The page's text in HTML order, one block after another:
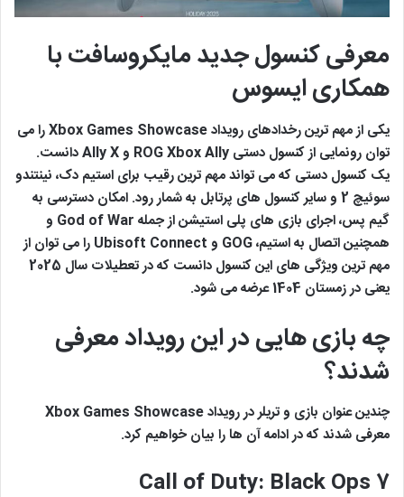
معرفی کنسول جدید مایکروسافت با
همکاری ایسوس
یکی از مهم ترین رخدادهای رویداد Xbox Games Showcase را می
توان رونمایی از کنسول دستی ROG Xbox Ally و Ally X دانست.
یک کنسول دستی که می تواند مهم ترین رقیب برای استیم دک، نینتندو
سوئیچ 2 و سایر کنسول های پرتابل به شمار رود. امکان دسترسی به
گیم پس، اجرای بازی های پلی استیشن از جمله God of War و
همچنین اتصال به استیم، GOG و Ubisoft Connect را می توان از
مهم ترین ویژگی های این کنسول دانست که در تعطیلات سال 2025
یعنی در زمستان 1404 عرضه می شود.
چه بازی هایی در این رویداد معرفی
شدند؟
چندین عنوان بازی و تریلر در رویداد Xbox Games Showcase
معرفی شدند که در ادامه آن ها را بیان خواهیم کرد.
Call of Duty: Black Ops 7